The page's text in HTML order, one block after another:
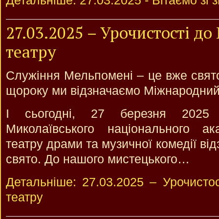
27.03.2025 – Урочистості
театру
Служіння Мельпомені – це вже
щороку ми відзначаємо
І сьогодні, 27 березня 2025
Миколаївського національного
театру драми та музичної комедії
свято. До нашого мистецького…
Детальніше: 27.03.2025 –
театру